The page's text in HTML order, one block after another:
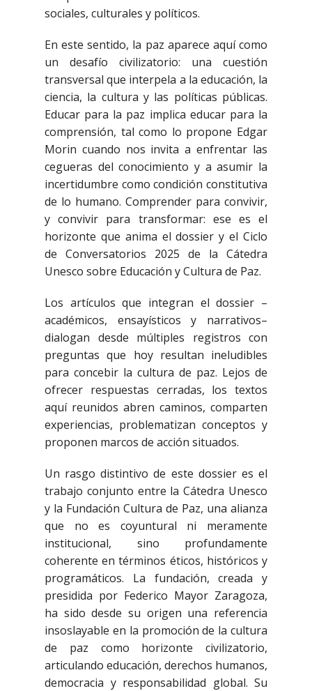
sociales, culturales y políticos.
En este sentido, la paz aparece aquí como
un desafío civilizatorio: una cuestión
transversal que interpela a la educación, la
ciencia, la cultura y las políticas públicas.
Educar para la paz implica educar para la
comprensión, tal como lo propone Edgar
Morin cuando nos invita a enfrentar las
cegueras del conocimiento y a asumir la
incertidumbre como condición constitutiva
de lo humano. Comprender para convivir,
y convivir para transformar: ese es el
horizonte que anima el dossier y el Ciclo
de Conversatorios 2025 de la Cátedra
Unesco sobre Educación y Cultura de Paz.
Los artículos que integran el dossier –
académicos, ensayísticos y narrativos–
dialogan desde múltiples registros con
preguntas que hoy resultan ineludibles
para concebir la cultura de paz. Lejos de
ofrecer respuestas cerradas, los textos
aquí reunidos abren caminos, comparten
experiencias, problematizan conceptos y
proponen marcos de acción situados.
Un rasgo distintivo de este dossier es el
trabajo conjunto entre la Cátedra Unesco
y la Fundación Cultura de Paz, una alianza
que no es coyuntural ni meramente
institucional, sino profundamente
coherente en términos éticos, históricos y
programáticos. La fundación, creada y
presidida por Federico Mayor Zaragoza,
ha sido desde su origen una referencia
insoslayable en la promoción de la cultura
de paz como horizonte civilizatorio,
articulando educación, derechos humanos,
democracia y responsabilidad global. Su